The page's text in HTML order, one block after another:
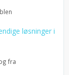
løsninger i
fra